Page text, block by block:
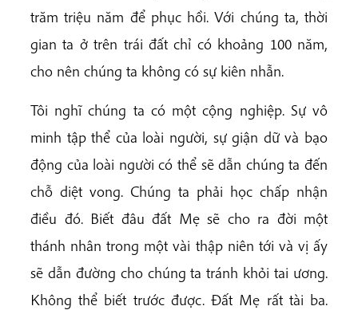
trăm triệu năm để phục hồi. Với chúng ta, thời
gian ta ở trên trái đất chỉ có khoảng 100 năm,
cho nên chúng ta không có sự kiên nhẫn.
Tôi nghĩ chúng ta có một cộng nghiệp. Sự vô
minh tập thể của loài người, sự giận dữ và bạo
động của loài người có thể sẽ dẫn chúng ta đến
chỗ diệt vong. Chúng ta phải học chấp nhận
điều đó. Biết đâu đất Mẹ sẽ cho ra đời một
thánh nhân trong một vài thập niên tới và vị ấy
sẽ dẫn đường cho chúng ta tránh khỏi tai ương.
Không thể biết trước được. Đất Mẹ rất tài ba.